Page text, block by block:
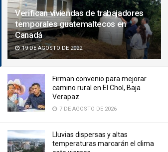
Verifican viviendas de trabajadores
temporales guatemaltecos en
Canadá
19 DE AGOSTO DE 2022
Firman convenio para mejorar
camino rural en El Chol, Baja
Verapaz
7 DE AGOSTO DE 2026
Lluvias dispersas y altas
temperaturas marcarán el clima